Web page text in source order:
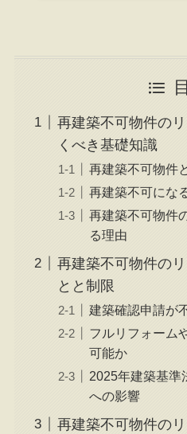
再建築不可物件の
くべき基礎知識
再建築不可物件
再建築不可にな
再建築不可物件
る理由
再建築不可物件の
とと制限
建築確認申請が
フルリフォーム
可能か
2025年建築基準
への影響
再建築不可物件の